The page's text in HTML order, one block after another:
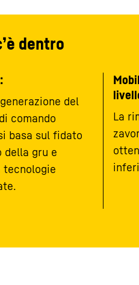
dentro
del
comando
basa sul fidato
della gru e
tecnologie
La